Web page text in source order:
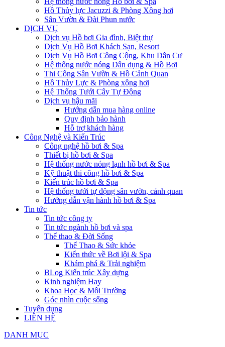
Hồ Thủy lực Jacuzzi & Phòng Xông hơi
Sân Vườn & Đài Phun nước
DỊCH VỤ
Dịch vụ Hồ bơi Gia đình, Biệt thự
Dịch Vụ Hồ Bơi Khách Sạn, Resort
Dịch Vụ Hồ Bơi Công Cộng, Khu Dân Cư
Hệ thống nước nóng Dân dụng & Hồ Bơi
Thi Công Sân Vườn & Hồ Cảnh Quan
Hồ Thủy Lực & Phòng xông hơi
Hệ Thống Tưới Cây Tự Động
Dịch vụ hậu mãi
Hướng dẫn mua hàng online
Quy định bảo hành
Hỗ trợ khách hàng
Công Nghệ và Kiến Trúc
Công nghệ hồ bơi & Spa
Thiết bị hồ bơi & Spa
Hệ thống nước nóng lạnh hồ bơi & Spa
Kỹ thuật thi công hồ bơi & Spa
Kiến trúc hồ bơi & Spa
Hệ thống tưới tự động sân vườn, cảnh quan
Hướng dẫn vận hành hồ bơi & Spa
Tin tức
Tin tức công ty
Tin tức ngành hồ bơi và spa
Thể thao & Đời Sống
Thể Thao & Sức khỏe
Kiến thức về Bơi lội & Spa
Khám phá & Trải nghiệm
BLog Kiến trúc Xây dựng
Kinh nghiệm Hay
Khoa Học & Môi Trường
Góc nhìn cuộc sống
Tuyển dụng
LIÊN HỆ
DANH MỤC